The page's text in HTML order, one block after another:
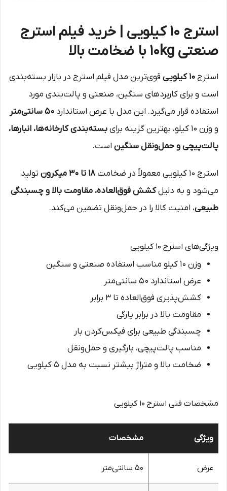
استرج ۱۰ کیلویی | خرید فیلم استرج
صنعتی 10kg با ضخامت بالا
استرج ۱۰ کیلویی
قوی‌ترین مدل فیلم استرج در بازار بسته‌بندی
است و برای کاربردهای سنگین، صنعتی و پالت‌بندی مورد
استفاده قرار می‌گیرد. این مدل با عرض استاندارد ۵۰ سانتی‌متر
و وزن ۱۰ کیلو، بهترین گزینه برای
بسته‌بندی کارخانه‌ها، انبارها،
پالت‌پیچی و حمل‌ونقل سنگین است.
استرج ۱۰ کیلویی معمولاً در ضخامت ۱۸ تا ۳۰ میکرون
تولید
می‌شود و به دلیلکشش فوق‌العاده، مقاومت بالا و چسبندگی
طبیعی، امنیت کالا را در حمل‌ونقل تضمین می‌کند.
ویژگی‌های استرج ۱۰ کیلویی
وزن ۱۰ کیلو مناسب استفاده صنعتی و سنگین
عرض استاندارد ۵۰ سانتی‌متر
کشش‌پذیری فوق‌العاده تا ۳ برابر
مقاومت بالا در برابر پارگی
چسبندگی طبیعی برای فیکس‌کردن بار
مناسب پالت‌پیچی، بارگیری و حمل‌ونقل
ضخامت بالا و متراژ بیشتر نسبت به مدل ۵ کیلویی
مشخصات فنی استرج ۱۰ کیلویی
ویژگی مشخصات
عرض ۵۰ سانتی‌متر